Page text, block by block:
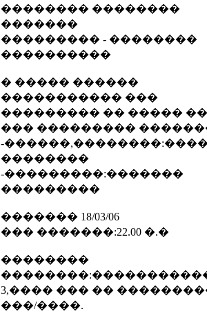
�������� ��������
�������
��������� - ��������
����������
� ����� ������
����������� ���
��������� �� �����
��� ���������
-
��������
-���������:�������
���������
������� 18/03/06
��� �������:22.00 �.�
��������
3,���� ��� ��
���/����.